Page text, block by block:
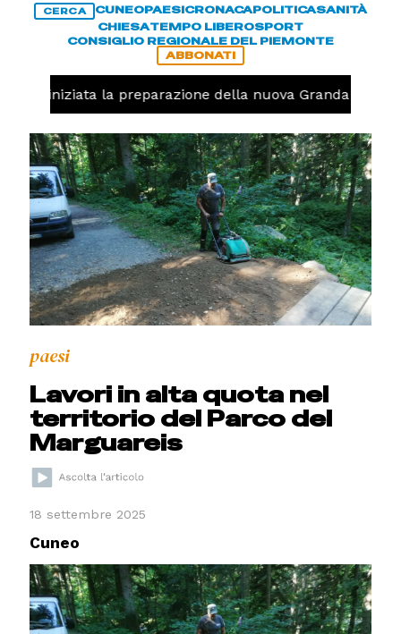
CERCA CUNEOPAESICRONACAPOLITICASANITÀ
CHIESATEMPO LIBEROSPORT
CONSIGLIO REGIONALE DEL PIEMONTE
ABBONATI
iniziata la preparazione della nuova Granda Volley
paesi
Lavori in alta quota nel
territorio del Parco del
Marguareis
18 settembre 2025
Cuneo